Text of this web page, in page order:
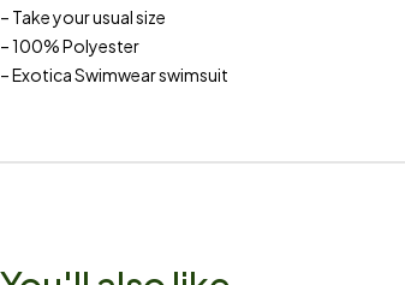
– Take your usual size
– 100% Polyester
– Exotica Swimwear swimsuit